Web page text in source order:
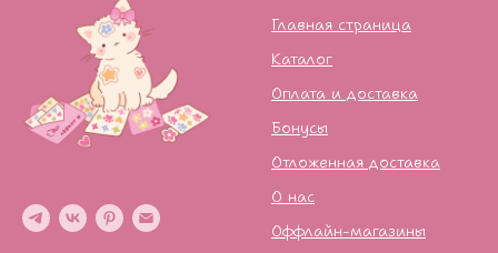
Главная страница
Каталог
Оплата и доставка
Бонусы
Отложенная доставка
О нас
Оффлайн-магазины